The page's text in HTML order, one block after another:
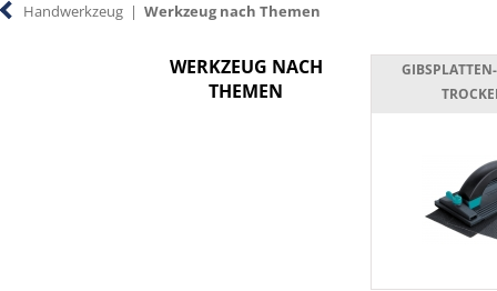
Handwerkzeug |Werkzeug nach Themen
WERKZEUG NACH
THEMEN